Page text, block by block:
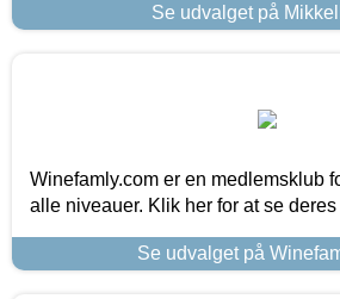
Se udvalget på
Winefamly.com er en medlemsklub
alle niveauer. Klik her for at se
Se udvalget på